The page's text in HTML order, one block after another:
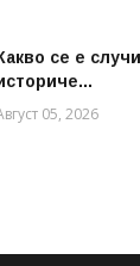
се е
05, 2026